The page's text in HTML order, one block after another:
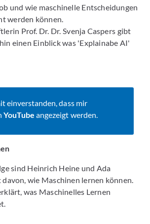
und wie maschinelle Entscheidungen
werden können.
Prof. Dr. Dr. Svenja Caspers gibt
einen Einblick was 'Explainabe AI'
einverstanden, dass mir
YouTube angezeigt werden.
sind Heinrich Heine und Ada
davon, wie Maschinen lernen können.
was Maschinelles Lernen